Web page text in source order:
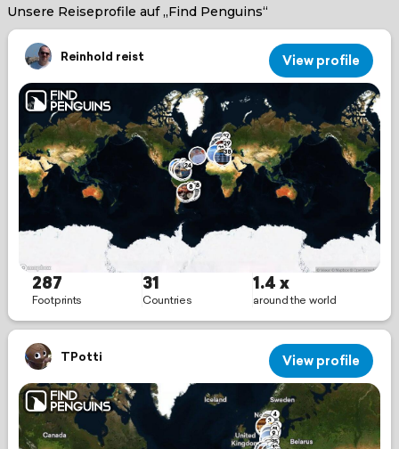
Unsere Reiseprofile auf „Find Penguins“